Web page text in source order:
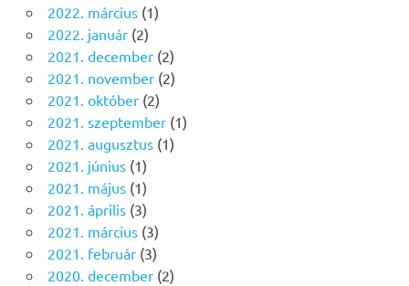
2022. március(1)
2022. január(2)
2021. december(2)
2021. november(2)
2021. október(2)
2021. szeptember(1)
2021. augusztus(1)
2021. június(1)
2021. május(1)
2021. április(3)
2021. március(3)
2021. február(3)
2020. december(2)